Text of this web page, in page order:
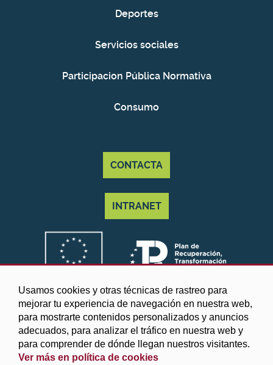
Usamos cookies y otras técnicas de rastreo para
mejorar tu experiencia de navegación en nuestra web,
para mostrarte contenidos personalizados y anuncios
adecuados, para analizar el tráfico en nuestra web y
para comprender de dónde llegan nuestros visitantes.
Ver más en política de cookies
Deportes
Servicios sociales
Participacion Pública Normativa
Consumo
CONTACTA
INTRANET